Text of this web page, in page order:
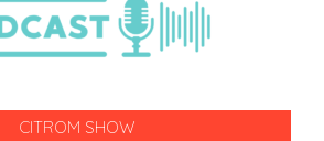
CITROM SHOW